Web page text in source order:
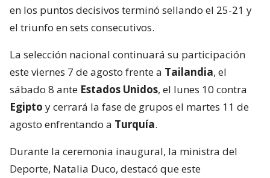
en los puntos decisivos terminó sellando el 25-21 y
el triunfo en sets consecutivos.
La selección nacional continuará su participación
este viernes 7 de agosto frente a Tailandia, el
sábado 8 ante Estados Unidos, el lunes 10 contra
Egipto y cerrará la fase de grupos el martes 11 de
agosto enfrentando a Turquía.
Durante la ceremonia inaugural, la ministra del
Deporte, Natalia Duco, destacó que este